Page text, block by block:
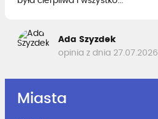
Ada Szyzdek
opinia z dnia 27.07.2026
Miasta